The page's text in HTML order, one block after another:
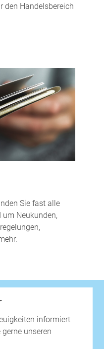
den Handelsbereich
Sie fast alle
Neukunden,
informiert
unseren